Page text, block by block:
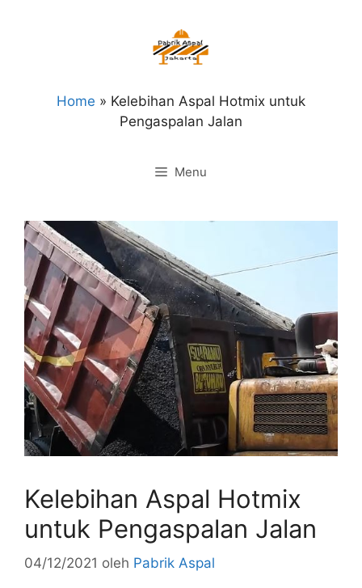
Home » Kelebihan Aspal Hotmix untuk
Pengaspalan Jalan
Menu
Kelebihan Aspal Hotmix
untuk Pengaspalan Jalan
04/12/2021 oleh Pabrik Aspal